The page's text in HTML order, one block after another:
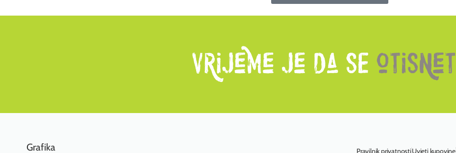
Grafika Pravilnik privatnostiUvjeti kupovine